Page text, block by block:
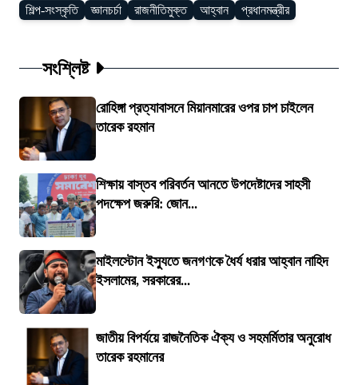
শিল্প-সংস্কৃতি জ্ঞানচর্চা রাজনীতিমুক্ত আহ্বান প্রধানমন্ত্রীর
সংশ্লিষ্ট
রোহিঙ্গা প্রত্যাবাসনে মিয়ানমারের ওপর চাপ চাইলেন
তারেক রহমান
শিক্ষায় বাস্তব পরিবর্তন আনতে উপদেষ্টাদের সাহসী
পদক্ষেপ জরুরি: জোন...
মাইলস্টোন ইস্যুতে জনগণকে ধৈর্য ধরার আহ্বান নাহিদ
ইসলামের, সরকারের...
জাতীয় বিপর্যয়ে রাজনৈতিক ঐক্য ও সহমর্মিতার অনুরোধ
তারেক রহমানের